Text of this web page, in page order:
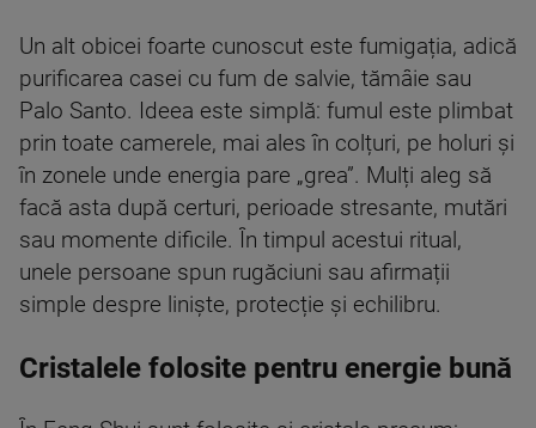
Un alt obicei foarte cunoscut este fumigația, adică
purificarea casei cu fum de salvie, tămâie sau
Palo Santo. Ideea este simplă: fumul este plimbat
prin toate camerele, mai ales în colțuri, pe holuri și
în zonele unde energia pare „grea”. Mulți aleg să
facă asta după certuri, perioade stresante, mutări
sau momente dificile. În timpul acestui ritual,
unele persoane spun rugăciuni sau afirmații
simple despre liniște, protecție și echilibru.
Cristalele folosite pentru energie bună